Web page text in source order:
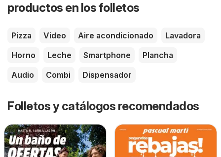
productos en los folletos
Pizza Video Aire acondicionado
Lavadora
Horno
Leche Smartphone
Plancha
Audio
Combi Dispensador
Folletos y catálogos recomendados